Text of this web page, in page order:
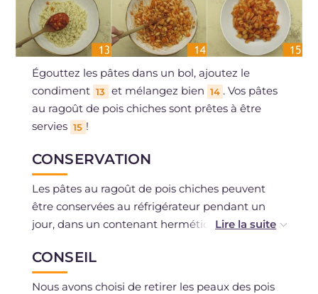
Égouttez les pâtes dans un bol, ajoutez le
condiment 13 et mélangez bien 14 . Vos pâtes
au ragoût de pois chiches sont prêtes à être
servies 15 !
CONSERVATION
Les pâtes au ragoût de pois chiches peuvent
être conservées au réfrigérateur pendant un
jour, dans un contenant hermétique.
Il est possible de congeler le ragoût de pois
chiches.
CONSEIL
Nous avons choisi de retirer les peaux des pois